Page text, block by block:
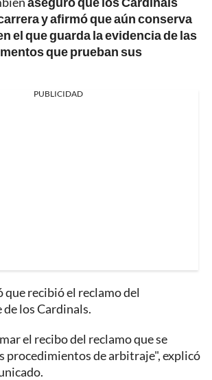
y afirmó que aún conserva
el que guarda la evidencia de las
que prueban sus
PUBLICIDAD
que recibió el reclamo del
los Cardinals.
el recibo del reclamo que se
procedimientos de arbitraje", explicó